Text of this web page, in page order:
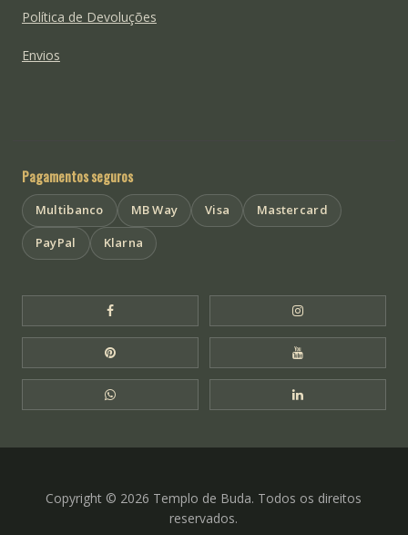
Política de Devoluções
Envios
Pagamentos seguros
Multibanco MB Way Visa
Mastercard
PayPal
Klarna
Facebook Templo de Buda Instagram
Pinterest Templo de Buda YouTube Templo
WhatsApp Templo de Buda LinkedIn Templo
Copyright © 2026 Templo de Buda. Todos os direitos
reservados.